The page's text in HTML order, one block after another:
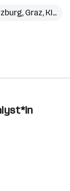
, Graz, Klagenfurt